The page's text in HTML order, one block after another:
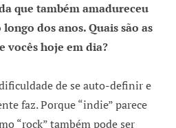
que também amadureceu
dos anos. Quais são as
vocês hoje em dia?
de se auto-definir e
faz. Porque “indie” parece
“rock” também pode ser